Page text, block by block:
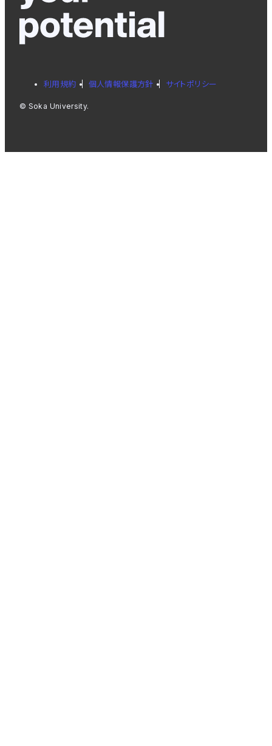
利用規約 個人情報保護方針 サイトポリシー
© Soka University.